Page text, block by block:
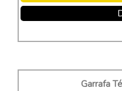
Garrafa